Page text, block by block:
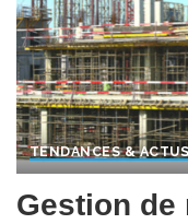
TENDANCES &
Gestion